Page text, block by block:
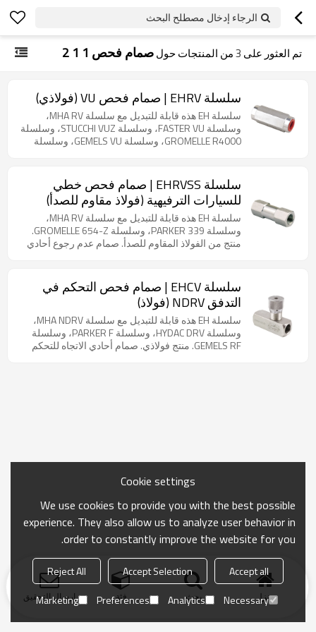
الرجاء إدخال مصطلح البحث
تم العثور على 3من المنتجات حولصمام فحص 1 1 2
سلسلة EHRV | صمام فحص VU (فولاذي)
سلسلة EH هذه قابلة للتبديل مع سلسلة MHA RV،
وسلسلة FASTER VU، وسلسلة STUCCHI VUZ، وسلسلة
GROMELLE R4000، وسلسلة GEMELS VU، وسلسلة
الهيدروليكية التي تستخدم سوائل غير عالية اللزوجة.
النوع القياسي مصنوع من الفولاذ الكربوني المطلي
بالزنك، وهو مناسب للزيوت والسوائل المعدنية غير
المسببة للتآكل.
سلسلة EHRVSS | صمام فحص خطي
للسيارات الترفيهية (فولاذ مقاوم للصدأ)
سلسلة EH هذه قابلة للتبديل مع سلسلة MHA RV،
وسلسلة PARKER 339، وسلسلة GROMELLE 654-Z.
منتج من الفولاذ المقاوم للصدأ. صمام عدم رجوع أحادي
يسمح صمام عدم الرجوع هذا بالتدفق في اتجاه واحد
ويمنعه في الاتجاه المعاكس. لا يُسمح بالتدفق إلا عند
الوصول إلى ضغط تكسير مُحدد مسبقًا. يتوفر ضغط
تكسير مُخصص. تُستخدم هذه السلسلة على نطاق واسع
في البيئات المسببة للتآكل: البحرية، والنفط والغاز،
والكيميائية، والدوائية، والنووية.
سلسلة EHCV | صمام فحص التحكم في
التدفق NDRV (فولاذ)
سلسلة EH هذه قابلة للتبديل مع سلسلة MHA NDRV،
وسلسلة HYDAC DRV، وسلسلة PARKER F، وسلسلة
GEMELS RF. منتج فولاذي. صمام أحادي الاتجاه للتحكم
منزل بحث فئة ارسال التحقيق
Cookie settings
We use cookies to provide you with the best possible
experience. They also allow us to analyze user behavior in
order to constantly improve the website for you.
Accept all
Accept Selection
Reject All
Necessary
Analytics
Preferences
Marketing